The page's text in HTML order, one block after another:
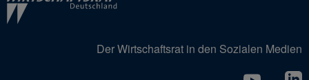
Der Wirtschaftsrat in den Sozialen Medien